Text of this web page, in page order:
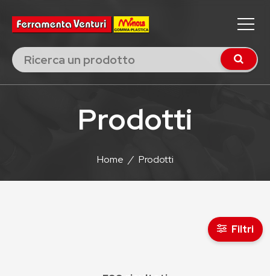
Prodotti
Home / Prodotti
Filtri